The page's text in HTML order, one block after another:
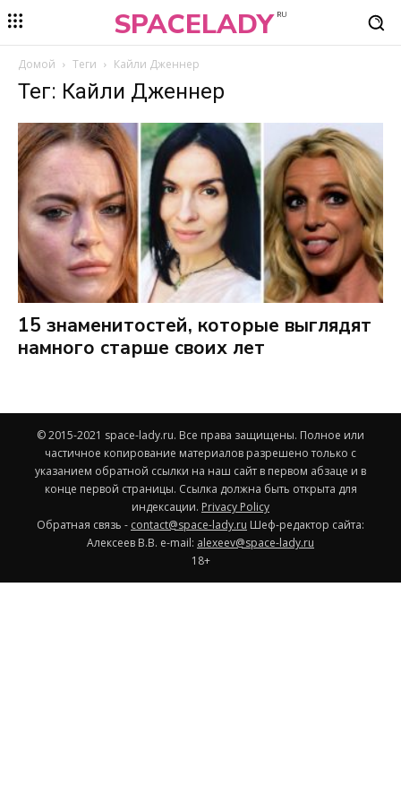
SPACELADY RU
Домой Теги Кайли Дженнер
Тег: Кайли Дженнер
15 знаменитостей, которые выглядят
намного старше своих лет
© 2015-2021 space-lady.ru. Все права защищены. Полное или
частичное копирование материалов разрешено только с
указанием обратной ссылки на наш сайт в первом абзаце и в
конце первой страницы. Ссылка должна быть открыта для
индексации. Privacy Policy
Обратная связь - contact@space-lady.ru Шеф-редактор сайта:
Алексеев В.В. e-mail: alexeev@space-lady.ru
18+